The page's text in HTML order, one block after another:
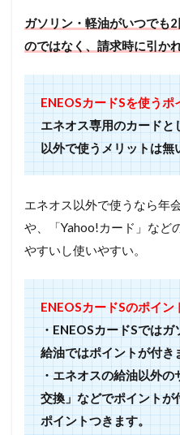
ガソリン・軽油がいつでも
のではなく、請求時に引か
ENEOSカードSを使うポ
エネオス専用のカードと
以外で使うメリットは無
エネオス以外で使うなら年
や、「Yahoo!カード」など
やすいし使いやすい。
ENEOSカードSのポイン
・ENEOSカードSでは
給油ではポイントが付き
・エネオスの給油以外の
交換」などでポイント
ポイントつきます。